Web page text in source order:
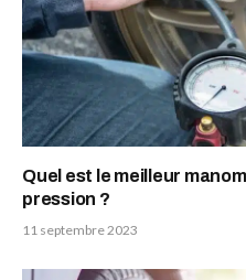
Quel est le meilleur
pression ?
11 septembre 2023